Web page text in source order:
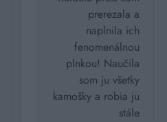
článkuprerezala a
naplnila ich
fenomenálnou
plnkou! Naučila
som ju všetky
kamošky a robia ju
stále